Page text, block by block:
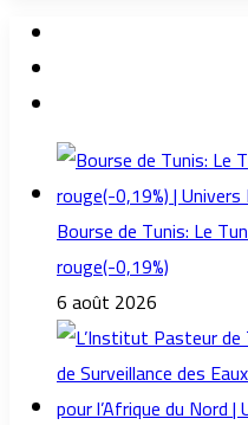
Bourse de Tunis: Le
rouge(-0,19%)
6 août 2026